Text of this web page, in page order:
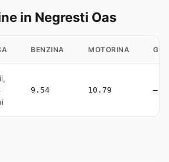
in Negresti Oas
BENZINA MOTORINA GPL
9.54 10.79 —